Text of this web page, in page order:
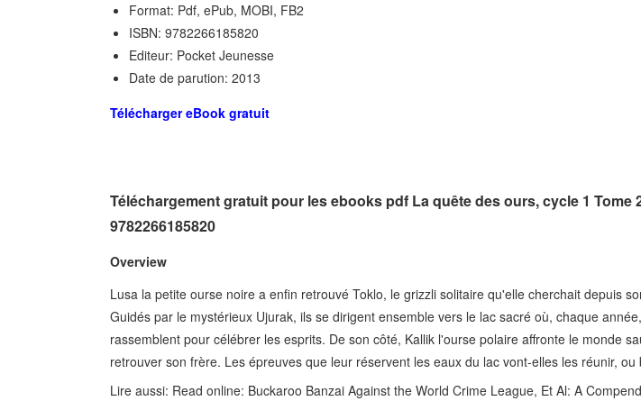
Format: Pdf, ePub, MOBI, FB2
ISBN: 9782266185820
Editeur: Pocket Jeunesse
Date de parution: 2013
Télécharger eBook gratuit
Téléchargement gratuit pour les ebooks pdf La quête des ours, cycle 1 Tome
9782266185820
Overview
Lusa la petite ourse noire a enfin retrouvé Toklo, le grizzli solitaire qu'elle cherchait depuis
Guidés par le mystérieux Ujurak, ils se dirigent ensemble vers le lac sacré où, chaque
rassemblent pour célébrer les esprits. De son côté, Kallik l'ourse polaire affronte le monde
retrouver son frère. Les épreuves que leur réservent les eaux du lac vont-elles les réunir, ou
Lire aussi: Read online: Buckaroo Banzai Against the World Crime League, Et Al: A